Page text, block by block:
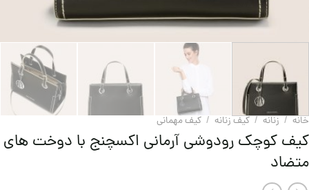
خانه / زنانه / کیف زنانه / کيف مهمانی
کیف کوچک رودوشی آرمانی اکسچنج با دوخت های
متضاد